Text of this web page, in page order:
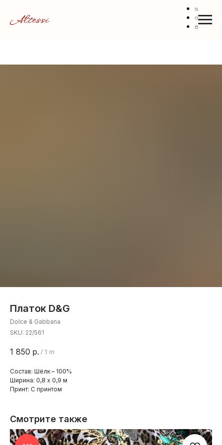
Платок D&G
Dolce & Gabbana
SKU: 22/561
1 850 р. / 1 m
Состав: Шёлк – 100%
Ширина: 0,8 x 0,9 м
Принт: С принтом
Смотрите также